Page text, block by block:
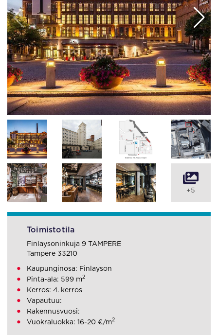
+5
Toimistotila
Finlaysoninkuja 9 TAMPERE
Tampere 33210
Kaupunginosa: Finlayson
Pinta-ala: 599 m2
Kerros: 4. kerros
Vapautuu:
Rakennusvuosi:
Vuokraluokka: 16-20 €/m2